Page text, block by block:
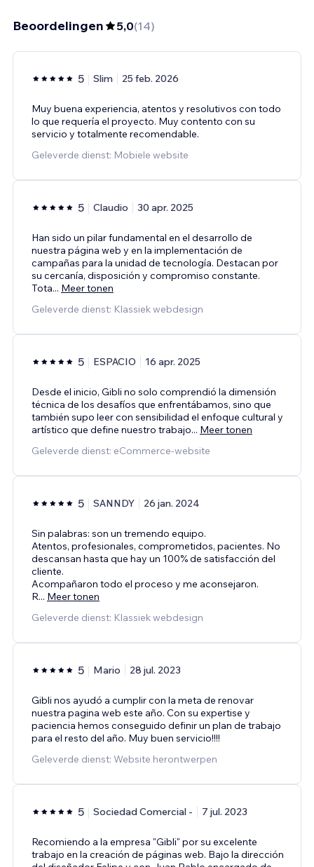
Beoordelingen 5,0(14)
5 Slim 25 feb. 2026
Muy buena experiencia, atentos y resolutivos con todo
lo que requería el proyecto. Muy contento con su
servicio y totalmente recomendable.
Geleverde dienst: Mobiele website
5 Claudio 30 apr. 2025
Han sido un pilar fundamental en el desarrollo de
nuestra página web y en la implementación de
campañas para la unidad de tecnología. Destacan por
su cercanía, disposición y compromiso constante.
Tota... Meer tonen
Geleverde dienst: Klassiek webdesign
5 ESPACIO 16 apr. 2025
Desde el inicio, Gibli no solo comprendió la dimensión
técnica de los desafíos que enfrentábamos, sino que
también supo leer con sensibilidad el enfoque cultural y
artístico que define nuestro trabajo... Meer tonen
Geleverde dienst: eCommerce-website
5 SANNDY 26 jan. 2024
Sin palabras: son un tremendo equipo.
Atentos, profesionales, comprometidos, pacientes. No
descansan hasta que hay un 100% de satisfacción del
cliente.
Acompañaron todo el proceso y me aconsejaron.
R... Meer tonen
Geleverde dienst: Klassiek webdesign
5 Mario 28 jul. 2023
Gibli nos ayudó a cumplir con la meta de renovar
nuestra pagina web este año. Con su expertise y
paciencia hemos conseguido definir un plan de trabajo
para el resto del año. Muy buen servicio!!!!
Geleverde dienst: Website herontwerpen
5 Sociedad Comercial - 7 jul. 2023
Recomiendo a la empresa "Gibli" por su excelente
trabajo en la creación de páginas web. Bajo la dirección